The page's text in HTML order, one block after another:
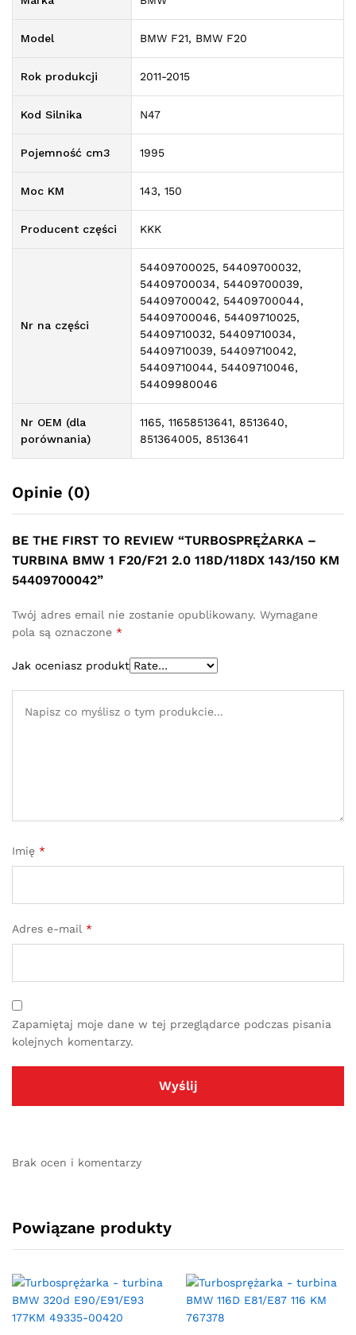
Model BMW F21, BMW F20
Rok produkcji 2011-2015
Kod Silnika N47
Pojemność cm3 1995
Moc KM 143, 150
Producent części KKK
Nr na części
54409700025, 54409700032,
54409700034, 54409700039,
54409700042, 54409700044,
54409700046, 54409710025,
54409710032, 54409710034,
54409710039, 54409710042,
54409710044, 54409710046,
54409980046
Nr OEM (dla
porównania)
1165, 11658513641, 8513640,
851364005, 8513641
Opinie (0)
BE THE FIRST TO REVIEW “TURBOSPRĘŻARKA –
TURBINA BMW 1 F20/F21 2.0 118D/118DX 143/150 KM
54409700042”
Twój adres email nie zostanie opublikowany. Wymagane
pola są oznaczone *
Jak oceniasz produkt
Imię *
Adres e-mail *
Zapamiętaj moje dane w tej przeglądarce podczas pisania
kolejnych komentarzy.
Brak ocen i komentarzy
Powiązane produkty